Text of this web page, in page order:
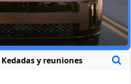
y reuniones